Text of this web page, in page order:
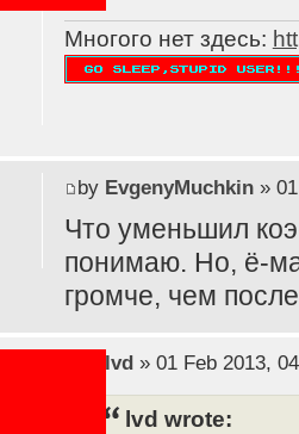
Многого нет здесь:
by EvgenyMuchkin» 01
Что уменьшил
понимаю. Но, ё-
громче, чем
lvd» 01 Feb 2013,
lvd wrote: